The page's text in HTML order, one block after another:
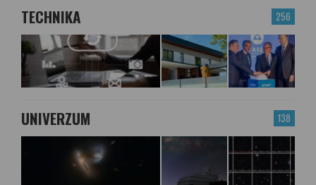
256
TECHNIKA
138
UNIVERZUM